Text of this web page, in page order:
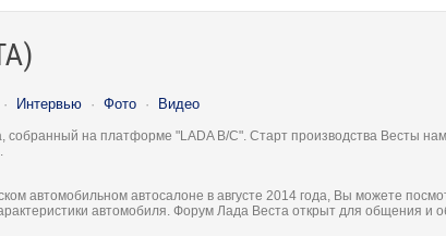
· Интервью · Фото · Видео
на платформе "LADA B/C". Старт производства Весты
автомобильном автосалоне в августе 2014 года, Вы можете
автомобиля. Форум Лада Веста открыт для общения и